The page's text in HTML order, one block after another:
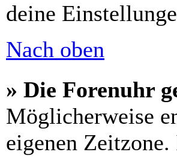
deine
Nach oben
» Die Forenuhr
Möglicherweise
eigenen